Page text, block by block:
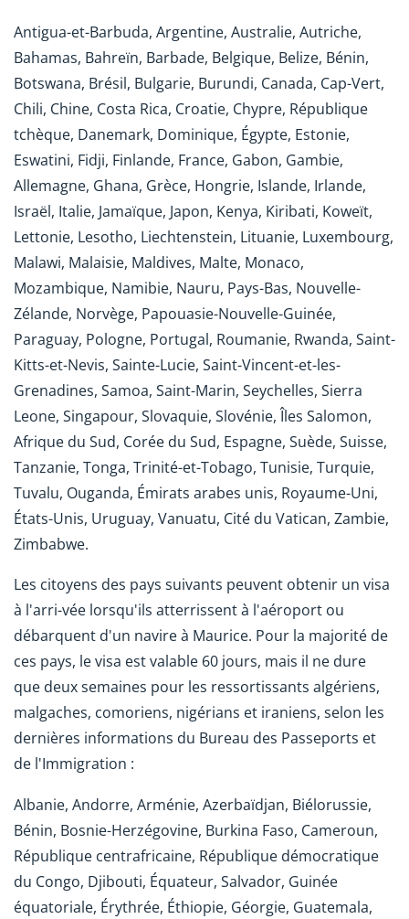
Antigua-et-Barbuda, Argentine, Australie, Autriche,
Bahamas, Bahreïn, Barbade, Belgique, Belize, Bénin,
Botswana, Brésil, Bulgarie, Burundi, Canada, Cap-Vert,
Chili, Chine, Costa Rica, Croatie, Chypre, République
tchèque, Danemark, Dominique, Égypte, Estonie,
Eswatini, Fidji, Finlande, France, Gabon, Gambie,
Allemagne, Ghana, Grèce, Hongrie, Islande, Irlande,
Israël, Italie, Jamaïque, Japon, Kenya, Kiribati, Koweït,
Lettonie, Lesotho, Liechtenstein, Lituanie, Luxembourg,
Malawi, Malaisie, Maldives, Malte, Monaco,
Mozambique, Namibie, Nauru, Pays-Bas, Nouvelle-
Zélande, Norvège, Papouasie-Nouvelle-Guinée,
Paraguay, Pologne, Portugal, Roumanie, Rwanda, Saint-
Kitts-et-Nevis, Sainte-Lucie, Saint-Vincent-et-les-
Grenadines, Samoa, Saint-Marin, Seychelles, Sierra
Leone, Singapour, Slovaquie, Slovénie, Îles Salomon,
Afrique du Sud, Corée du Sud, Espagne, Suède, Suisse,
Tanzanie, Tonga, Trinité-et-Tobago, Tunisie, Turquie,
Tuvalu, Ouganda, Émirats arabes unis, Royaume-Uni,
États-Unis, Uruguay, Vanuatu, Cité du Vatican, Zambie,
Zimbabwe.
Les citoyens des pays suivants peuvent obtenir un visa
à l'arri-vée lorsqu'ils atterrissent à l'aéroport ou
débarquent d'un navire à Maurice. Pour la majorité de
ces pays, le visa est valable 60 jours, mais il ne dure
que deux semaines pour les ressortissants algériens,
malgaches, comoriens, nigérians et iraniens, selon les
dernières informations du Bureau des Passeports et
de l'Immigration :
Albanie, Andorre, Arménie, Azerbaïdjan, Biélorussie,
Bénin, Bosnie-Herzégovine, Burkina Faso, Cameroun,
République centrafricaine, République démocratique
du Congo, Djibouti, Équateur, Salvador, Guinée
équatoriale, Érythrée, Éthiopie, Géorgie, Guatemala,